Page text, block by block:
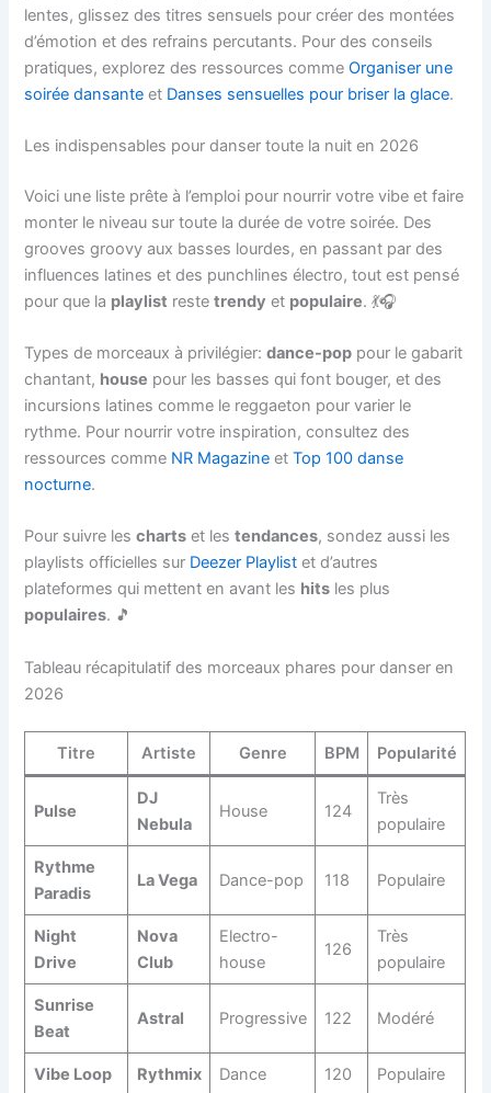
lentes, glissez des titres sensuels pour créer des montées
d’émotion et des refrains percutants. Pour des conseils
pratiques, explorez des ressources commeOrganiser une
soirée dansante et Danses sensuelles pour briser la glace.
Les indispensables pour danser toute la nuit en 2026
Voici une liste prête à l’emploi pour nourrir votre vibe et faire
monter le niveau sur toute la durée de votre soirée. Des
grooves groovy aux basses lourdes, en passant par des
influences latines et des punchlines électro, tout est pensé
pour que la playlist restetrendy et populaire. 💃🎧
Types de morceaux à privilégier:dance-pop pour le gabarit
chantant, house pour les basses qui font bouger, et des
incursions latines comme le reggaeton pour varier le
rythme. Pour nourrir votre inspiration, consultez des
ressources comme NR Magazine etTop 100 danse
nocturne.
Pour suivre lescharts et lestendances, sondez aussi les
playlists officielles sur Deezer Playlist et d’autres
plateformes qui mettent en avant les hits les plus
populaires. 🎵
Tableau récapitulatif des morceaux phares pour danser en
2026
Titre Artiste Genre BPM Popularité
Pulse
DJ
Nebula
House 124
Très
populaire
Rythme
Paradis
La Vega Dance-pop 118 Populaire
Night
Drive
Nova
Club
Electro-
house
126
Très
populaire
Sunrise
Beat
Astral Progressive 122 Modéré
Vibe Loop Rythmix Dance 120 Populaire